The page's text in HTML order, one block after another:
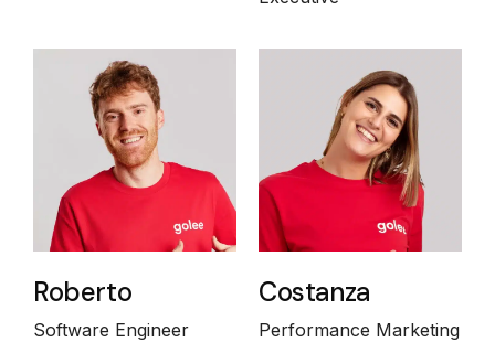
Roberto
Software Engineer
Costanza
Performance Marketing